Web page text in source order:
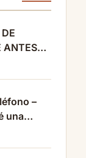
ANTES
MI
–
una